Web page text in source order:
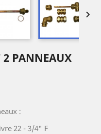

2 PANNEAUX
:
22 - 3/4" F